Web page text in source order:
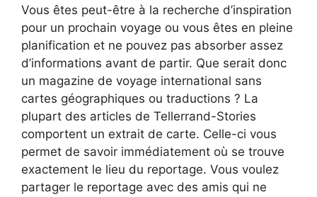
Vous êtes peut-être à la recherche d’inspiration
pour un prochain voyage ou vous êtes en pleine
planification et ne pouvez pas absorber assez
d’informations avant de partir. Que serait donc
un magazine de voyage international sans
cartes géographiques ou traductions ? La
plupart des articles de Tellerrand-Stories
comportent un extrait de carte. Celle-ci vous
permet de savoir immédiatement où se trouve
exactement le lieu du reportage. Vous voulez
partager le reportage avec des amis qui ne